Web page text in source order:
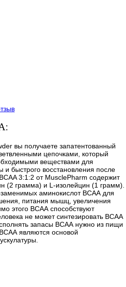
вы получаете запатентованный
цепочками, который
веществами для
быстрого восстановления после
3:1:2 от MusclePharm содержит
(2 грамма) и L-изолейцин (1 грамм).
аминокислот ВСАА для
питания мышц, увеличения
этого ВСАА способствуют
не может синтезировать ВСАА
запасы ВСАА нужно из пищи
являются основой